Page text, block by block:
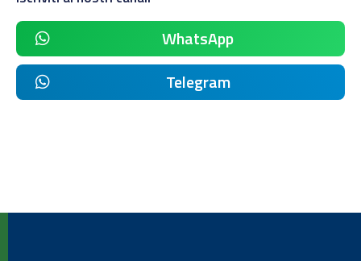
WhatsApp
Telegram